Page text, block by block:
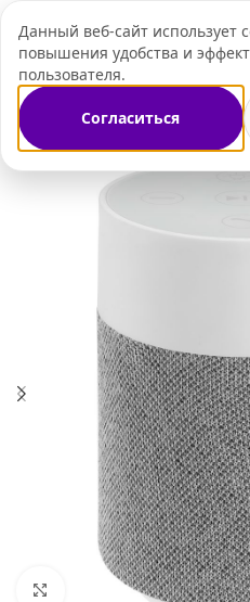
Данный веб-сайт использует
повышения удобства и
пользователя.
Согласиться
Главная Магазин Электроника
Нажмите, чтобы